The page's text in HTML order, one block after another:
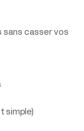
sans casser vos
simple)